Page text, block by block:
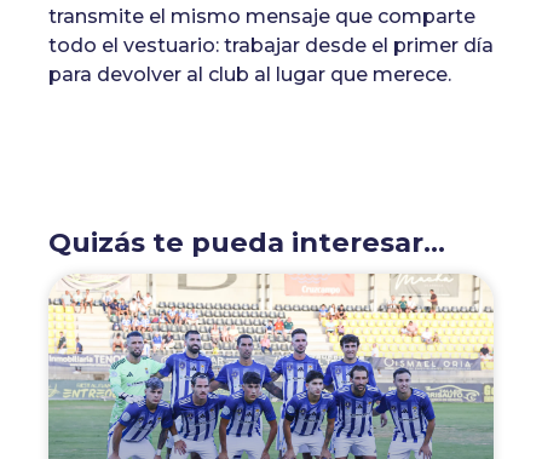
transmite el mismo mensaje que comparte
todo el vestuario: trabajar desde el primer día
para devolver al club al lugar que merece.
Quizás te pueda interesar...